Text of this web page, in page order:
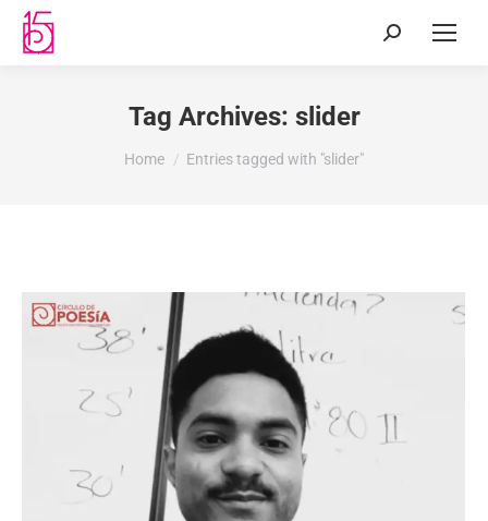
Tag Archives: slider
You are here:
Home Entries tagged with "slider"